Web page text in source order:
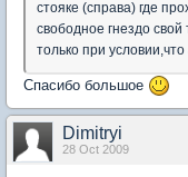
стояке (справа) где
свободное гнездо
только при
Спасибо большое
Dimitryi
28 Oct 2009